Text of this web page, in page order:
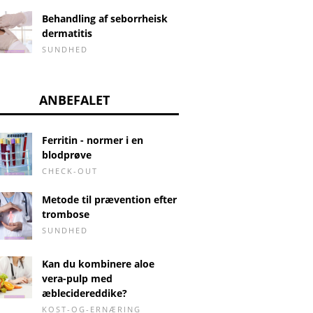
Behandling af seborrheisk
dermatitis
SUNDHED
ANBEFALET
Ferritin - normer i en
blodprøve
CHECK-OUT
Metode til prævention efter
trombose
SUNDHED
Kan du kombinere aloe
vera-pulp med
æblecidereddike?
KOST-OG-ERNÆRING